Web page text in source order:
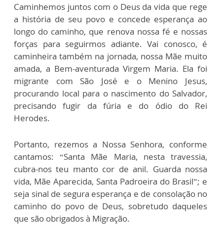
Caminhemos juntos com o Deus da vida que rege
a história de seu povo e concede esperança ao
longo do caminho, que renova nossa fé e nossas
forças para seguirmos adiante. Vai conosco, é
caminheira também na jornada, nossa Mãe muito
amada, a Bem-aventurada Virgem Maria. Ela foi
migrante com São José e o Menino Jesus,
procurando local para o nascimento do Salvador,
precisando fugir da fúria e do ódio do Rei
Herodes.
Portanto, rezemos a Nossa Senhora, conforme
cantamos: “Santa Mãe Maria, nesta travessia,
cubra-nos teu manto cor de anil. Guarda nossa
vida, Mãe Aparecida, Santa Padroeira do Brasil”; e
seja sinal de segura esperança e de consolação no
caminho do povo de Deus, sobretudo daqueles
que são obrigados à Migração.